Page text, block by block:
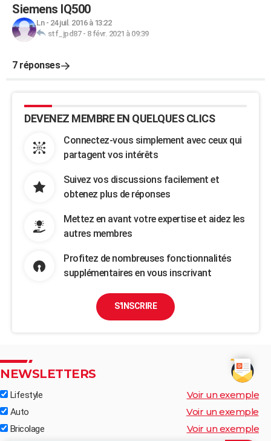
Siemens IQ500
Ln- 24 juil. 2016 à 13:22
stf_jpd87- 8 févr. 2021 à 09:39
7 réponses
DEVENEZ MEMBRE EN QUELQUES CLICS
Connectez-vous simplement avec ceux qui
partagent vos intérêts
Suivez vos discussions facilement et
obtenez plus de réponses
Mettez en avant votre expertise et aidez les
autres membres
Profitez de nombreuses fonctionnalités
supplémentaires en vous inscrivant
S'INSCRIRE
NEWSLETTERS
Lifestyle Voir un exemple
Auto Voir un exemple
Bricolage Voir un exemple